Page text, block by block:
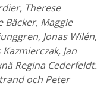
Therese
Bäcker, Maggie
Jonas Wilén,
Jan
Regina Cederfeldt.
och Peter